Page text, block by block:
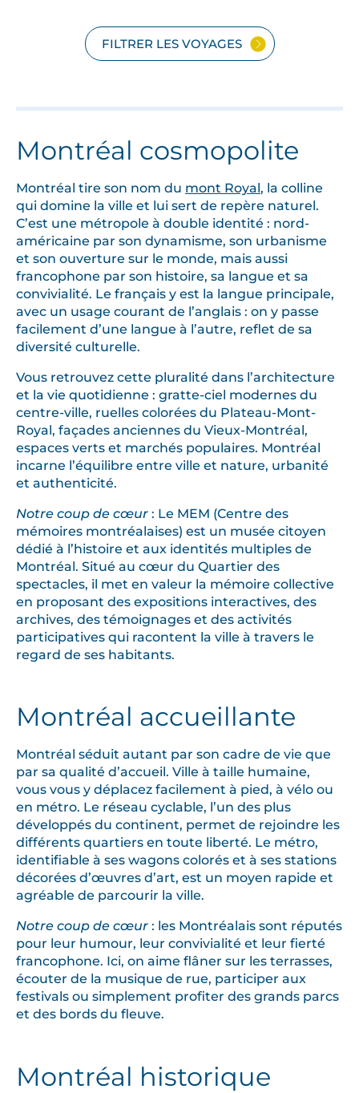
FILTRER LES VOYAGES
Montréal cosmopolite
Montréal tire son nom du mont Royal, la colline
qui domine la ville et lui sert de repère naturel.
C’est une métropole à double identité : nord-
américaine par son dynamisme, son urbanisme
et son ouverture sur le monde, mais aussi
francophone par son histoire, sa langue et sa
convivialité. Le français y est la langue principale,
avec un usage courant de l’anglais : on y passe
facilement d’une langue à l’autre, reflet de sa
diversité culturelle.
Vous retrouvez cette pluralité dans l’architecture
et la vie quotidienne : gratte-ciel modernes du
centre-ville, ruelles colorées du Plateau-Mont-
Royal, façades anciennes du Vieux-Montréal,
espaces verts et marchés populaires. Montréal
incarne l’équilibre entre ville et nature, urbanité
et authenticité.
Notre coup de cœur : Le MEM (Centre des
mémoires montréalaises) est un musée citoyen
dédié à l’histoire et aux identités multiples de
Montréal. Situé au cœur du Quartier des
spectacles, il met en valeur la mémoire collective
en proposant des expositions interactives, des
archives, des témoignages et des activités
participatives qui racontent la ville à travers le
regard de ses habitants.
Montréal accueillante
Montréal séduit autant par son cadre de vie que
par sa qualité d’accueil. Ville à taille humaine,
vous vous y déplacez facilement à pied, à vélo ou
en métro. Le réseau cyclable, l’un des plus
développés du continent, permet de rejoindre les
différents quartiers en toute liberté. Le métro,
identifiable à ses wagons colorés et à ses stations
décorées d’œuvres d’art, est un moyen rapide et
agréable de parcourir la ville.
Notre coup de cœur : les Montréalais sont réputés
pour leur humour, leur convivialité et leur fierté
francophone. Ici, on aime flâner sur les terrasses,
écouter de la musique de rue, participer aux
festivals ou simplement profiter des grands parcs
et des bords du fleuve.
Montréal historique